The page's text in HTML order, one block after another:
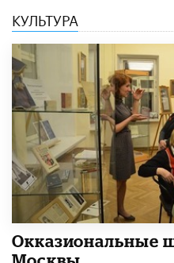
КУЛЬТУРА
​Окказиональные